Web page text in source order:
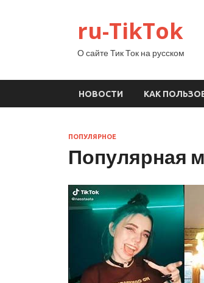
ru-TikTok
О сайте Тик Ток на русском
НОВОСТИ КАК
ПОПУЛЯРНОЕ
Популярная